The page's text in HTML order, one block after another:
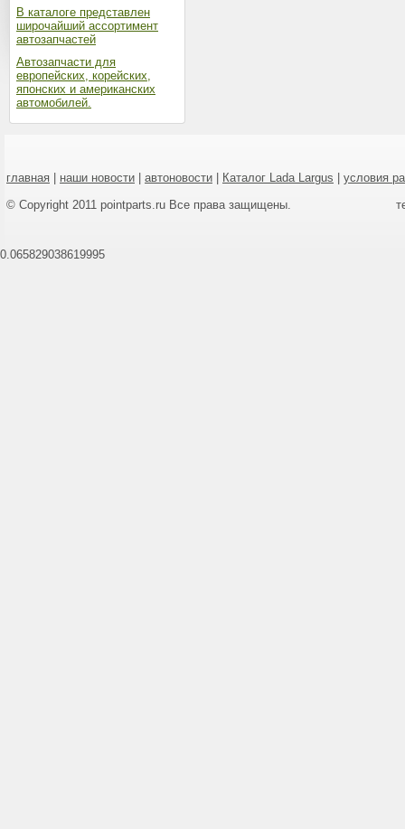
В каталоге представлен
широчайший ассортимент
автозапчастей
Автозапчасти для
европейских, корейских,
японских и американских
автомобилей.
главная наши новости автоновости Каталог Lada Largus
условия
© Copyright 2011 pointparts.ru Все права защищены.
0.065829038619995